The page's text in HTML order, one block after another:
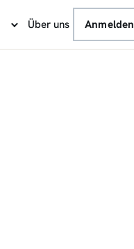
Über uns Anmelden